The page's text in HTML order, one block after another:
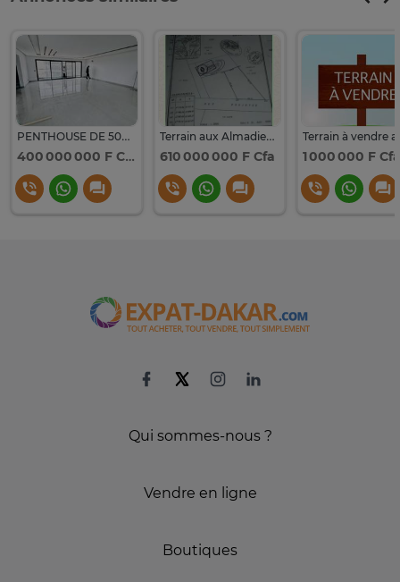
PENTHOUSE DE 500 m2 AUX ALMADIES
400 000 000 F Cfa
Terrain aux Almadies TF
610 000 000 F Cfa 1 000 000 F Cfa
Qui sommes-nous ?
Vendre en ligne
Boutiques